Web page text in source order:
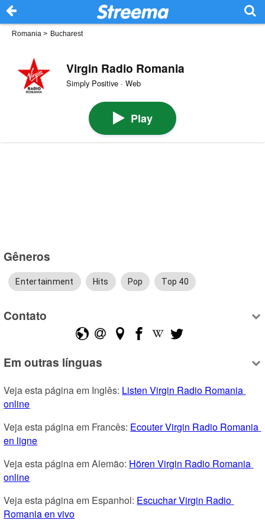
Romania > Bucharest
Virgin Radio Romania
Simply Positive · Web
Play
Gêneros
Entertainment Hits Pop Top 40
Contato
Em outras línguas
Veja esta página em Inglês: Listen Virgin Radio Romania
online
Veja esta página em Francês: Ecouter Virgin Radio Romania
en ligne
Veja esta página em Alemão: Hören Virgin Radio Romania
online
Veja esta página em Espanhol: Escuchar Virgin Radio
Romania en vivo